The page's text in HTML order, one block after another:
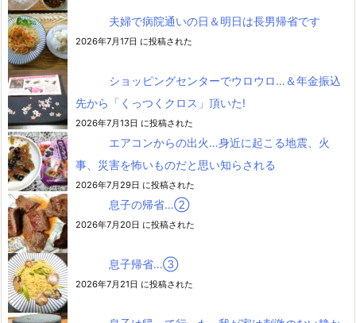
夫婦で病院通いの日＆明日は長男帰省です
2026年7月17日 に投稿された
ショッピングセンターでウロウロ…＆年金振込
先から「くっつくクロス」頂いた!
2026年7月13日 に投稿された
エアコンからの出火…身近に起こる地震、火
事、災害を怖いものだと思い知らされる
2026年7月29日 に投稿された
息子の帰省…②
2026年7月20日 に投稿された
息子帰省…③
2026年7月21日 に投稿された